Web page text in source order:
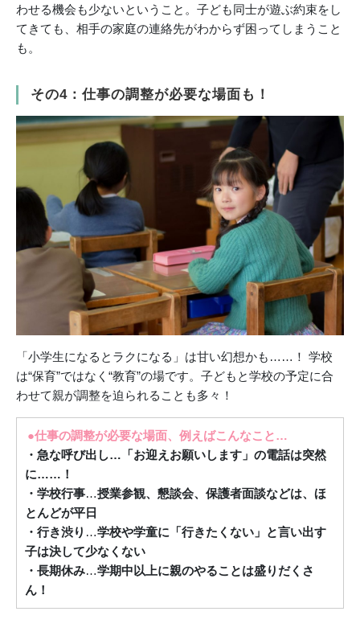
わせる機会も少ないということ。子ども同士が遊ぶ約束をし
てきても、相手の家庭の連絡先がわからず困ってしまうこと
も。
その4：仕事の調整が必要な場面も！
「小学生になるとラクになる」は甘い幻想かも……！ 学校
は“保育”ではなく“教育”の場です。子どもと学校の予定に合
わせて親が調整を迫られることも多々！
●仕事の調整が必要な場面、例えばこんなこと…
・急な呼び出し…「お迎えお願いします」の電話は突然
に……！
・学校行事…授業参観、懇談会、保護者面談などは、ほ
とんどが平日
・行き渋り …学校や学童に「行きたくない」と言い出す
子は決して少なくない
・長期休み…学期中以上に親のやることは盛りだくさ
ん！